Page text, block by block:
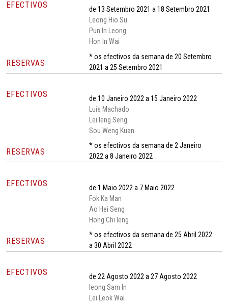
EFECTIVOS
de 13 Setembro 2021 a 18 Setembro 2021
Leong Hio Su
Pun In Leong
Hon In Wai
RESERVAS
* os efectivos da semana de 20 Setembro
2021 a 25 Setembro 2021
EFECTIVOS
de 10 Janeiro 2022 a 15 Janeiro 2022
Luís Machado
Lei Ieng Seng
Sou Weng Kuan
RESERVAS
* os efectivos da semana de 2 Janeiro
2022 a 8 Janeiro 2022
EFECTIVOS
de 1 Maio 2022 a 7 Maio 2022
Fok Ka Man
Ao Hei Seng
Hong Chi Ieng
RESERVAS
* os efectivos da semana de 25 Abril 2022
a 30 Abril 2022
EFECTIVOS
de 22 Agosto 2022 a 27 Agosto 2022
Ieong Sam In
Lei Leok Wai